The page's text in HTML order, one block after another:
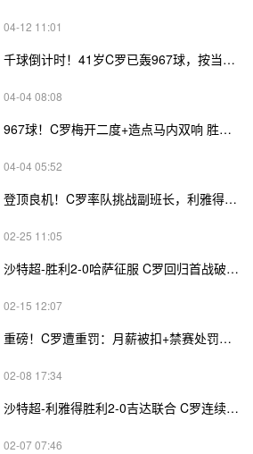
04-12 11:01
千球倒计时！41岁C罗已轰967球，按当前效率下赛季有望圆梦
04-04 08:08
967球！C罗梅开二度+造点马内双响 胜利5-2逆转纳杰马先赛6分领跑
04-04 05:52
登顶良机！C罗率队挑战副班长，利雅得胜利客战纳杰马体育前瞻
02-25 11:05
沙特超-胜利2-0哈萨征服 C罗回归首战破门+41岁首球
02-15 12:07
重磅！C罗遭重罚：月薪被扣+禁赛处罚，俱乐部或单方面解约索赔
02-08 17:34
沙特超-利雅得胜利2-0吉达联合 C罗连续2轮缺阵 马内点射
02-07 07:46